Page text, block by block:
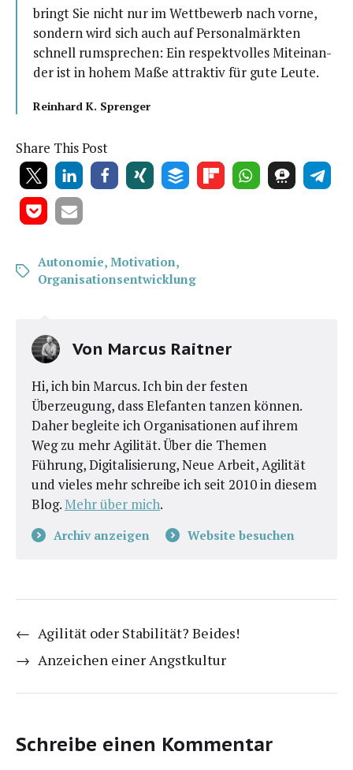
bringt Sie nicht nur im Wett­be­werb nach vor­ne,
son­dern wird sich auch auf Per­so­nal­märk­ten
schnell rum­spre­chen: Ein respekt­vol­les Mit­ein­an­
der ist in hohem Maße attrak­tiv für gute Leute.
Rein­hard K. Sprenger
Share This Post
Autonomie, Motivation,
Organisationsentwicklung
Von Marcus Raitner
Hi, ich bin Marcus. Ich bin der festen
Überzeugung, dass Elefanten tanzen können.
Daher begleite ich Organisationen auf ihrem
Weg zu mehr Agilität. Über die Themen
Führung, Digitalisierung, Neue Arbeit, Agilität
und vieles mehr schreibe ich seit 2010 in diesem
Blog.Mehr über mich.
Archiv anzeigen Website besuchen
← Agilität oder Stabilität? Beides!
→ Anzeichen einer Angstkultur
Schreibe einen Kommentar